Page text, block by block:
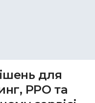
для
РРО та